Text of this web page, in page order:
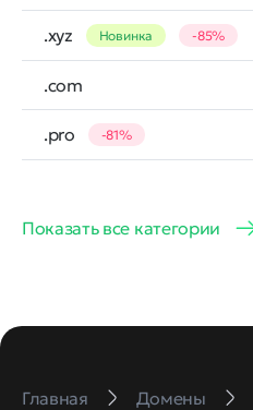
.xyz Новинка -85%
.com
.pro -81%
Показать все категории
Главная Домены